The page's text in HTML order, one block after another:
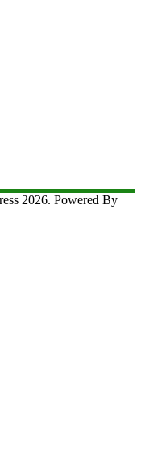
2026. Powered By